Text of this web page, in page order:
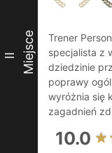
II Miejsce
Trener
specjalista z
dziedzinie
poprawy
wyróżnia się
zagadnień
10.0